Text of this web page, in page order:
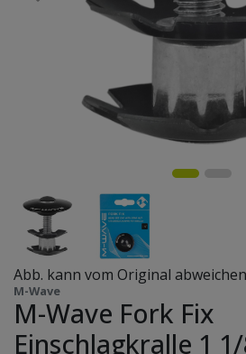
Abb. kann vom Original
M-Wave
M-Wave Fork Fix
Einschlagkralle 1